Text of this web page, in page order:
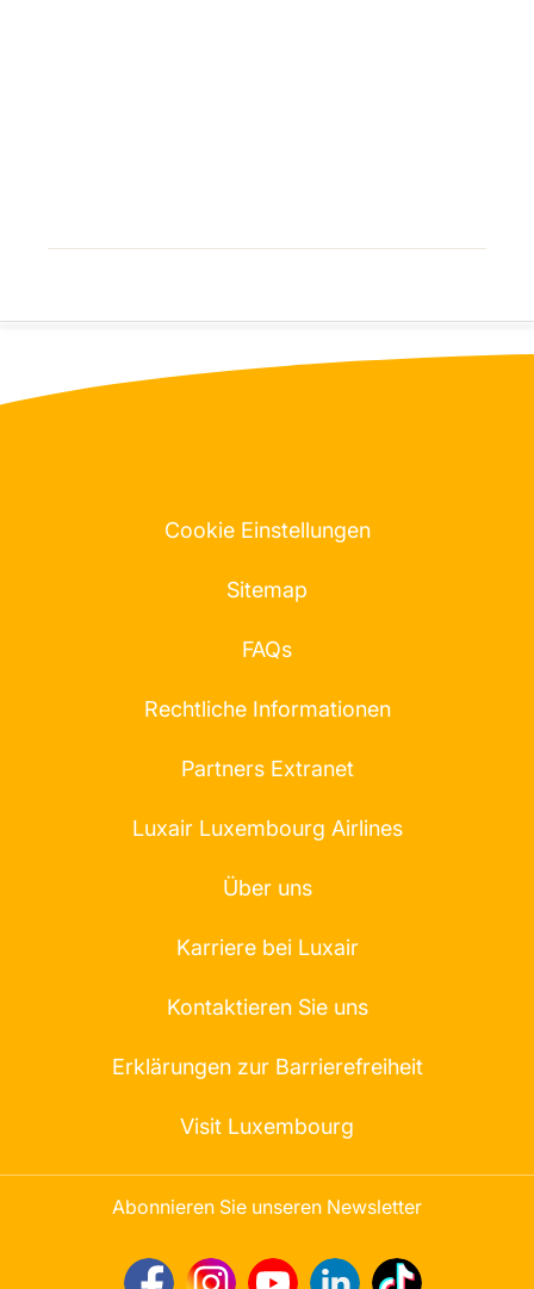
Cookie Einstellungen
Sitemap
FAQs
Rechtliche Informationen
Partners Extranet
Luxair Luxembourg Airlines
Über uns
Karriere bei Luxair
Kontaktieren Sie uns
Erklärungen zur Barrierefreiheit
Visit Luxembourg
Abonnieren Sie unseren Newsletter